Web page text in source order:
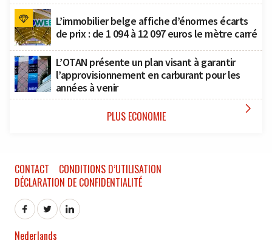
L’immobilier belge affiche d’énormes écarts
de prix : de 1 094 à 12 097 euros le mètre carré
L’OTAN présente un plan visant à garantir
l’approvisionnement en carburant pour les
années à venir
PLUS ECONOMIE 
CONTACT
CONDITIONS D’UTILISATION
DÉCLARATION DE CONFIDENTIALITÉ
Nederlands